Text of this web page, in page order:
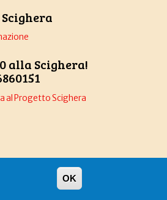
alla Scighera!
al Progetto Scighera
OK